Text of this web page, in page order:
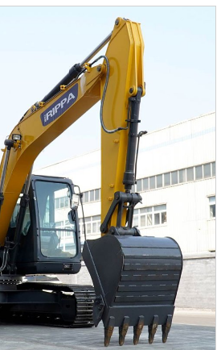
и высокая
для обеспечения как
экономичности, оснащен
двигателем.